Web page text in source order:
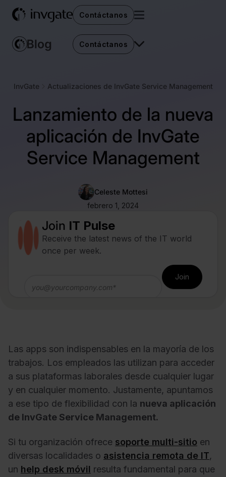
Contáctanos
Contáctanos
InvGate Actualizaciones de InvGate Service Management
Lanzamiento de la nueva
aplicación de InvGate
Service Management
Celeste Mottesi
febrero 1, 2024
Join IT Pulse
Receive the latest news of the IT world
once per week.
Las apps son indispensables en la mayoría de los
trabajos. Los empleados las utilizan para acceder
a sus plataformas laborales desde cualquier lugar
y en cualquier momento. Justamente, apuntamos
a ese tipo de flexibilidad con la nueva aplicación
de InvGate Service Management.
Si tu organización ofrece soporte multi-sitio en
diversas localidades o asistencia remota de IT,
un help desk móvil resulta fundamental para que